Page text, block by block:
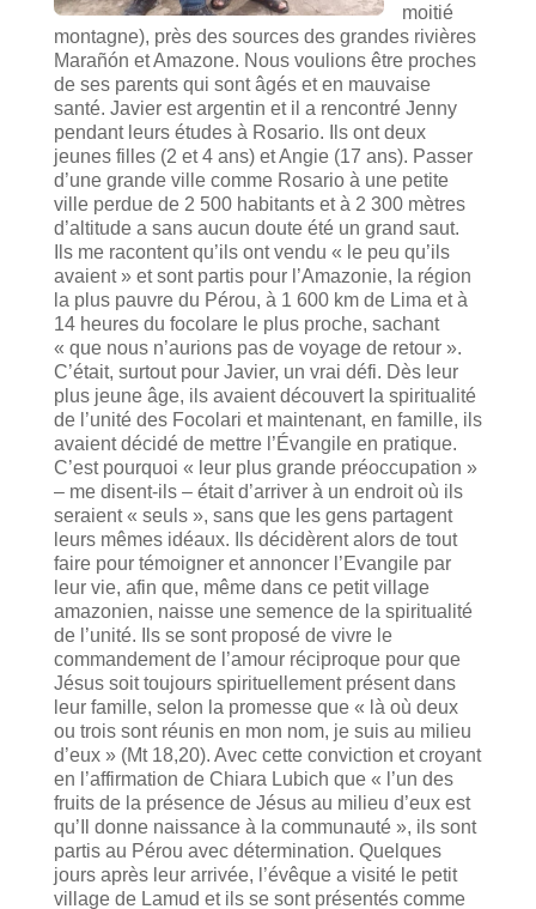
moitié
montagne), près des sources des grandes rivières
Marañón et Amazone. Nous voulions être proches
de ses parents qui sont âgés et en mauvaise
santé. Javier est argentin et il a rencontré Jenny
pendant leurs études à Rosario. Ils ont deux
jeunes filles (2 et 4 ans) et Angie (17 ans). Passer
d’une grande ville comme Rosario à une petite
ville perdue de 2 500 habitants et à 2 300 mètres
d’altitude a sans aucun doute été un grand saut.
Ils me racontent qu’ils ont vendu « le peu qu’ils
avaient » et sont partis pour l’Amazonie, la région
la plus pauvre du Pérou, à 1 600 km de Lima et à
14 heures du focolare le plus proche, sachant
« que nous n’aurions pas de voyage de retour ».
C’était, surtout pour Javier, un vrai défi. Dès leur
plus jeune âge, ils avaient découvert la spiritualité
de l’unité des Focolari et maintenant, en famille, ils
avaient décidé de mettre l’Évangile en pratique.
C’est pourquoi « leur plus grande préoccupation »
– me disent-ils – était d’arriver à un endroit où ils
seraient « seuls », sans que les gens partagent
leurs mêmes idéaux. Ils décidèrent alors de tout
faire pour témoigner et annoncer l’Evangile par
leur vie, afin que, même dans ce petit village
amazonien, naisse une semence de la spiritualité
de l’unité. Ils se sont proposé de vivre le
commandement de l’amour réciproque pour que
Jésus soit toujours spirituellement présent dans
leur famille, selon la promesse que « là où deux
ou trois sont réunis en mon nom, je suis au milieu
d’eux » (Mt 18,20). Avec cette conviction et croyant
en l’affirmation de Chiara Lubich que « l’un des
fruits de la présence de Jésus au milieu d’eux est
qu’Il donne naissance à la communauté », ils sont
partis au Pérou avec détermination. Quelques
jours après leur arrivée, l’évêque a visité le petit
village de Lamud et ils se sont présentés comme